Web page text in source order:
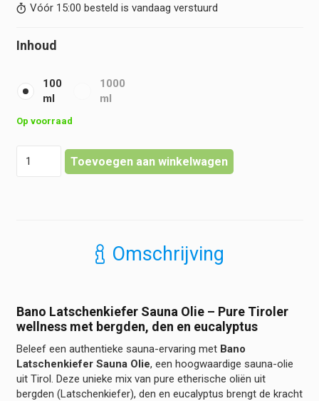
Vóór 15:00 besteld is vandaag verstuurd
Inhoud
100
ml
1000
ml
Op voorraad
Toevoegen aan winkelwagen
Omschrijving
Bano Latschenkiefer Sauna Olie – Pure Tiroler
wellness met bergden, den en eucalyptus
Beleef een authentieke sauna-ervaring met Bano
Latschenkiefer Sauna Olie, een hoogwaardige sauna-olie
uit Tirol. Deze unieke mix van pure etherische oliën uit
bergden (Latschenkiefer), den en eucalyptus brengt de kracht